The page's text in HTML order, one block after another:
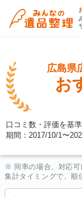
広島県
お
口コミ数・評価を基
期間：2017/10/1〜
※ 同率の場合、対応可
集計タイミングで、順